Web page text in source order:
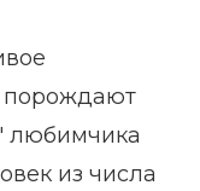
любимчика
из числа